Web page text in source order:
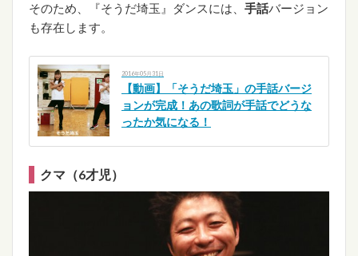
そのため、『そうだ埼玉』ダンスには、 手話バージョン
も存在します。
2016年05月31日
【動画】「そうだ埼玉」の手話バージ
ョンが完成！あの歌詞が手話でどうな
ったか気になる！
クマ（6才児）